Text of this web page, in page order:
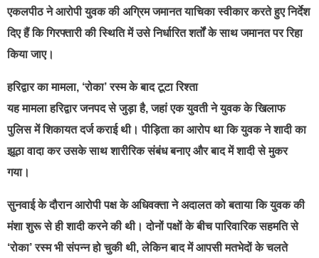
एकलपीठ ने आरोपी युवक की अग्रिम जमानत याचिका स्वीकार करते हुए निर्देश
दिए हैं कि गिरफ्तारी की स्थिति में उसे निर्धारित शर्तों के साथ जमानत पर रिहा
किया जाए।
हरिद्वार का मामला, ‘रोका’ रस्म के बाद टूटा रिश्ता
यह मामला हरिद्वार जनपद से जुड़ा है, जहां एक युवती ने युवक के खिलाफ
पुलिस में शिकायत दर्ज कराई थी। पीड़िता का आरोप था कि युवक ने शादी का
झूठा वादा कर उसके साथ शारीरिक संबंध बनाए और बाद में शादी से मुकर
गया।
सुनवाई के दौरान आरोपी पक्ष के अधिवक्ता ने अदालत को बताया कि युवक की
मंशा शुरू से ही शादी करने की थी। दोनों पक्षों के बीच पारिवारिक सहमति से
‘रोका’ रस्म भी संपन्न हो चुकी थी, लेकिन बाद में आपसी मतभेदों के चलते